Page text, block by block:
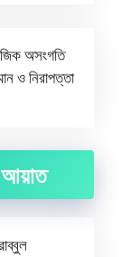
অসংগতি
ও নিরাপত্তা
আয়াত